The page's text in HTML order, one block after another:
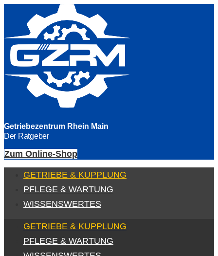
Getriebezentrum Rhein Main
Der Ratgeber
Zum Online-Shop
GETRIEBE & KUPPLUNG
PFLEGE & WARTUNG
WISSENSWERTES
GETRIEBE & KUPPLUNG
PFLEGE & WARTUNG